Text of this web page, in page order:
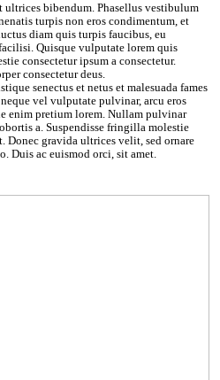
ultrices bibendum. Phasellus vestibulum
turpis non eros condimentum, et
diam quis turpis faucibus, eu
Quisque vulputate lorem quis
consectetur ipsum a consectetur.
consectetur deus.
senectus et netus et malesuada fames
vel vulputate pulvinar, arcu eros
enim pretium lorem. Nullam pulvinar
a. Suspendisse fringilla molestie
gravida ultrices velit, sed ornare
Duis ac euismod orci, sit amet.